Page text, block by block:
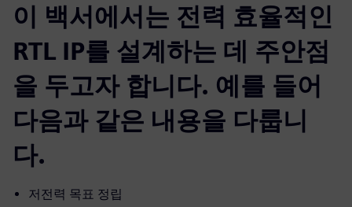
이 백서에서는 전력 효율적인
RTL IP를 설계하는 데 주안점
을 두고자 합니다. 예를 들어
다음과 같은 내용을 다룹니
다.
저전력 목표 정립